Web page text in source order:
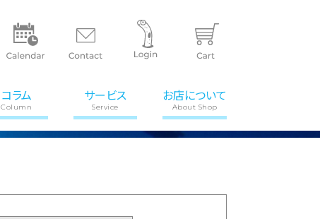
コラム
Column
サービス
Service
お店について
About Shop